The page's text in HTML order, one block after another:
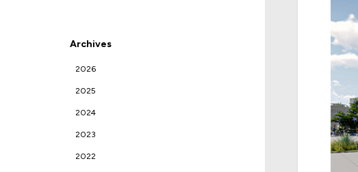
Archives
2026
2025
2024
2023
2022